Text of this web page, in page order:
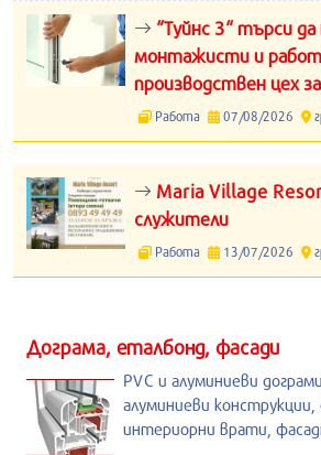
“Туйнс 3“ търси да
монтажисти и
производствен цех
Работа 07/08/2026
Maria Village
служители
Работа 13/07/2026
Дограма, еталбонд, фасади
PVC и алуминиеви
алуминиеви
интериорни врати,